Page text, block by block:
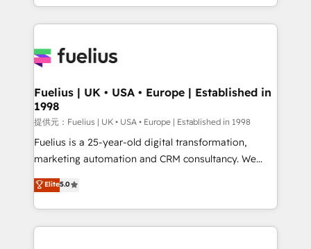
𝘳𝘦𝘴𝘱𝘰𝘯𝘴𝘪𝘷𝘦)
environments, optimise what you've got and make
sure you can actually use it, build your website in
for you and execute it on HubSpot. We are on the
framework, meaning we've been accredited by
HubSpot and vetted by the CCS, which means we
can support public sector companies as well the
other ones listed in our profile. Our services: -
HubSpot implementation - HubSpot CMS website
is there for you to: - Grow revenue, and run your
business more efficiently - Build stronger
Fuelius | UK • USA • Europe | Established in
1998
提供元：Fuelius | UK • USA • Europe | Established in 1998
Fuelius is a 25-year-old digital transformation,
marketing automation and CRM consultancy. We
enable mid-market and enterprise clients to
maximise their return from digital and fuel their
growth. We modernise platforms, streamline
operations that are causing inefficiencies, improve
Elite5.0